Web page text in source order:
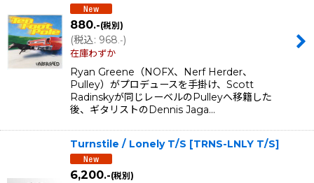
880.-(税別)
(税込: 968 .-)
在庫わずか
Ryan Greene（NOFX、Nerf Herder、
Pulley）がプロデュースを手掛け、Scott
Radinskyが同じレーベルのPulleyへ移籍した
後、ギタリストのDennis Jaga…
Turnstile / Lonely T/S [TRNS-LNLY T/S]
6,200.-(税別)